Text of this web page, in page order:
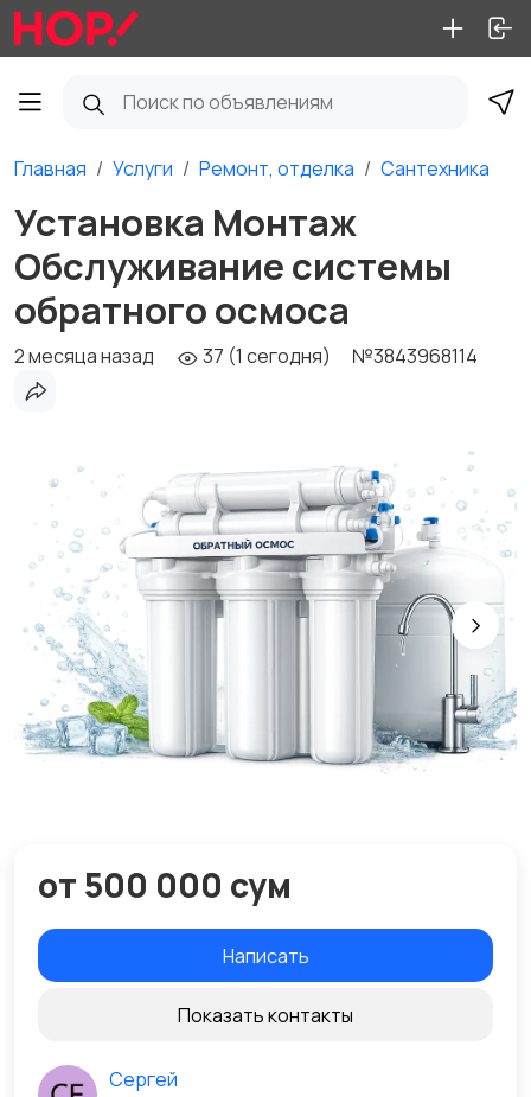
Главная Услуги Ремонт, отделка Сантехника
Установка Монтаж
Обслуживание системы
обратного осмоса
2 месяца назад 37 (1 сегодня) №3843968114
от 500 000 сум
Написать
Показать контакты
Сергей